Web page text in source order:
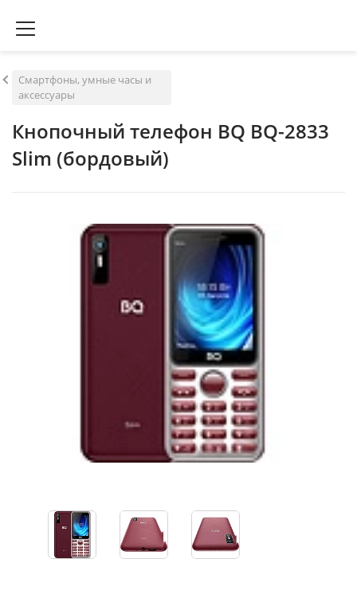
Смартфоны, умные часы и
аксессуары
Кнопочный телефон BQ BQ-2833
Slim (бордовый)